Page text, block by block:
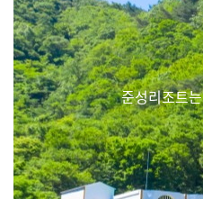
준성리조트